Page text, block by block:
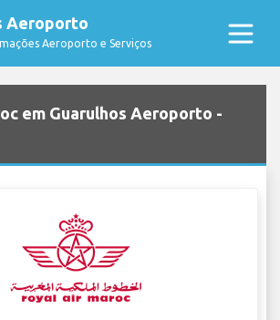
Aeroporto
Aeroporto e Serviços
em Guarulhos Aeroporto -